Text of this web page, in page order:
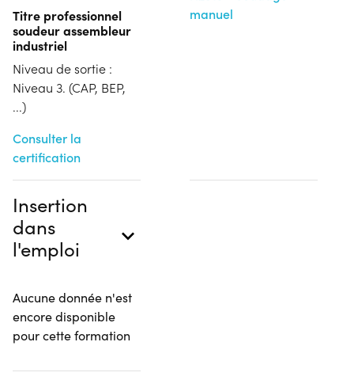
Titre professionnel
soudeur assembleur
industriel
Niveau de sortie :
Niveau 3. (CAP, BEP,
...)
Consulter la
certification
manuel
Insertion
dans
l'emploi
Aucune donnée n'est
encore disponible
pour cette formation